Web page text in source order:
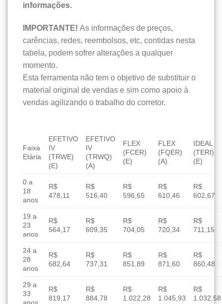
informações.
IMPORTANTE! As informações de preços,
carências, redes, reembolsos, etc, contidas nesta
tabela, podem sofrer alterações a qualquer
momento.
Esta ferramenta não tem o objetivo de substituir o
material original de vendas e sim como apoio à
vendas agilizando o trabalho do corretor.
Faixa
Etária
EFETIVO
IV
(TRWE)
(E)
EFETIVO
IV
(TRWQ)
(A)
FLEX
(FCER)
(E)
FLEX
(FQER)
(A)
IDEAL
(TERI)
(E)
0 a
18
anos
R$
478,11
R$
516,40
R$
596,65
R$
610,46
R$
602,67
19 a
23
anos
R$
564,17
R$
609,35
R$
704,05
R$
720,34
R$
711,15
24 a
28
anos
R$
682,64
R$
737,31
R$
851,89
R$
871,60
R$
860,48
29 a
33
R$
819,17
R$
884,78
R$
1.022,28
R$
1.045,93
R$
1.032,58